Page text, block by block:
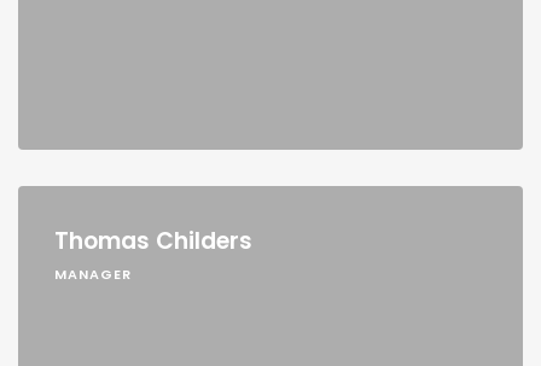
Thomas Childers
MANAGER